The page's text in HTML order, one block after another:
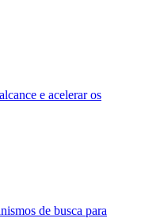
e acelerar os
de busca para